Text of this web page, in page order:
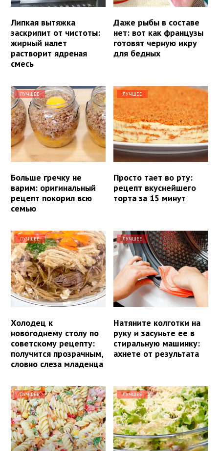
Липкая вытяжка
заскрипит от чистоты:
жирный налет
растворит ядреная
смесь
Даже рыбы в составе
нет: вот как французы
готовят черную икру
для бедных
ЛУЧШЕЕ
Больше гречку не
варим: оригинальный
рецепт покорил всю
семью
ЛУЧШЕЕ
Просто тает во рту:
рецепт вкуснейшего
торта за 15 минут
ЛУЧШЕЕ
Холодец к
новогоднему столу по
советскому рецепту:
получится прозрачным,
словно слеза младенца
ЛУЧШЕЕ
Натяните колготки на
руку и засуньте ее в
стиральную машинку:
ахнете от результата
ЛУЧШЕЕ ЛУЧШЕЕ